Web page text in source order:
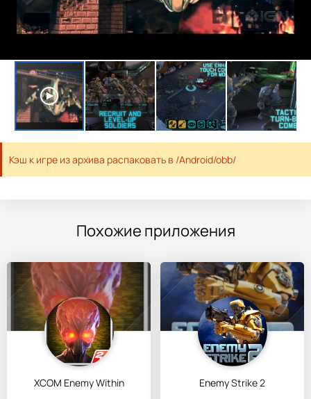
Кэш к игре из архива распаковать в /Android/obb/
Похожие приложения
XCOM Enemy Within Enemy Strike 2